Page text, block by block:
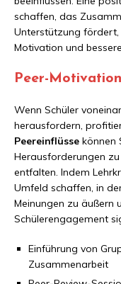
schaffen, das
Unterstützung
Motivation und
Peer-
Wenn Schüler
herausfordern,
Peereinflüsse können
Herausforderungen
entfalten. Indem
Umfeld schaffen, in
Meinungen zu äußern
Schülerengagement
Einführung von
Zusammenarbeit